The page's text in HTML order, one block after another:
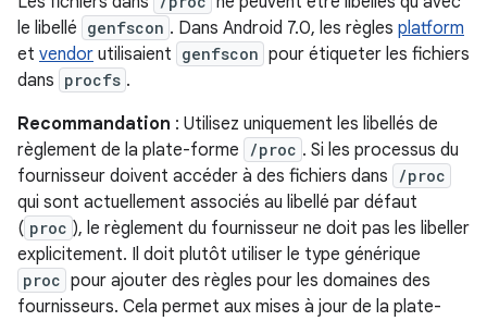
le libellé genfscon . Dans Android 7.0, les règles platform
et vendor utilisaient genfscon pour étiqueter les fichiers
dans procfs .
Recommandation : Utilisez uniquement les libellés de
règlement de la plate-forme
/proc . Si les processus du
fournisseur doivent accéder à des fichiers dans
/proc
qui sont actuellement associés au libellé par défaut
( proc ), le règlement du fournisseur ne doit pas les libeller
explicitement. Il doit plutôt utiliser le type générique
proc pour ajouter des règles pour les domaines des
fournisseurs. Cela permet aux mises à jour de la plate-